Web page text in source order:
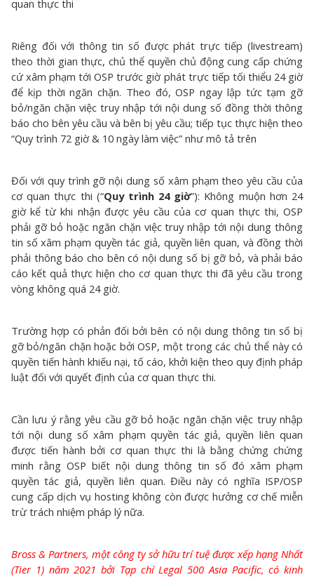
quan thực thi
Riêng đối với thông tin số được phát trực tiếp (livestream)
theo thời gian thực, chủ thể quyền chủ động cung cấp chứng
cứ xâm phạm tới OSP trước giờ phát trực tiếp tối thiểu 24 giờ
để kịp thời ngăn chặn. Theo đó, OSP ngay lập tức tạm gỡ
bỏ/ngăn chặn việc truy nhập tới nội dung số đồng thời thông
báo cho bên yêu cầu và bên bị yêu cầu; tiếp tục thực hiện theo
“Quy trình 72 giờ & 10 ngày làm việc” như mô tả trên
Đối với quy trình gỡ nội dung số xâm phạm theo yêu cầu của
cơ quan thực thi (“Quy trình 24 giờ”): Không muộn hơn 24
giờ kể từ khi nhận được yêu cầu của cơ quan thực thi, OSP
phải gỡ bỏ hoặc ngăn chặn việc truy nhập tới nội dung thông
tin số xâm phạm quyền tác giả, quyền liên quan, và đồng thời
phải thông báo cho bên có nội dung số bị gỡ bỏ, và phải báo
cáo kết quả thực hiện cho cơ quan thực thi đã yêu cầu trong
vòng không quá 24 giờ.
Trường hợp có phản đối bởi bên có nội dung thông tin số bị
gỡ bỏ/ngăn chặn hoặc bởi OSP, một trong các chủ thể này có
quyền tiến hành khiếu nại, tố cáo, khởi kiện theo quy định pháp
luật đối với quyết định của cơ quan thực thi.
Cần lưu ý rằng yêu cầu gỡ bỏ hoặc ngăn chặn việc truy nhập
tới nội dung số xâm phạm quyền tác giả, quyền liên quan
được tiến hành bởi cơ quan thực thi là bằng chứng chứng
minh rằng OSP biết nội dung thông tin số đó xâm phạm
quyền tác giả, quyền liên quan. Điều này có nghĩa ISP/OSP
cung cấp dịch vụ hosting không còn được hưởng cơ chế miễn
trừ trách nhiệm pháp lý nữa.
Bross & Partners, một công ty sở hữu trí tuệ được xếp hạng Nhất
(Tier 1) năm 2021 bởi Tạp chí Legal 500 Asia Pacific, có kinh